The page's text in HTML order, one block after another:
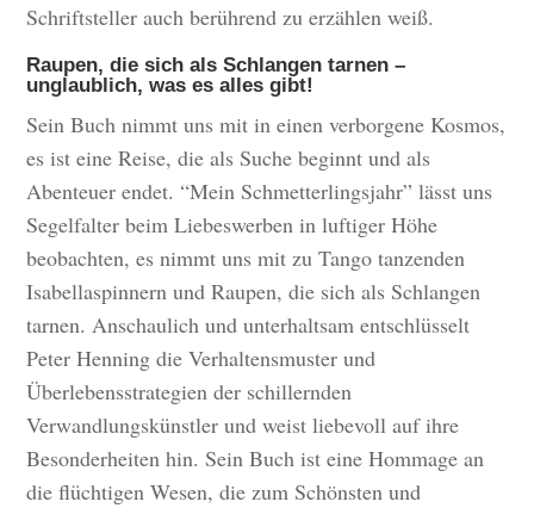
Schriftsteller auch berührend zu erzählen weiß.
Raupen, die sich als Schlangen tarnen –
unglaublich, was es alles gibt!
Sein Buch nimmt uns mit in einen verborgene Kosmos,
es ist eine Reise, die als Suche beginnt und als
Abenteuer endet. “Mein Schmetterlingsjahr” lässt uns
Segelfalter beim Liebeswerben in luftiger Höhe
beobachten, es nimmt uns mit zu Tango tanzenden
Isabellaspinnern und Raupen, die sich als Schlangen
tarnen. Anschaulich und unterhaltsam entschlüsselt
Peter Henning die Verhaltensmuster und
Überlebensstrategien der schillernden
Verwandlungskünstler und weist liebevoll auf ihre
Besonderheiten hin. Sein Buch ist eine Hommage an
die flüchtigen Wesen, die zum Schönsten und